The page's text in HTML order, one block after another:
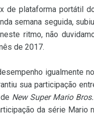
de plataforma portátil
semana seguida,
ritmo, não
de 2017.
igualmente
sua participação
New Super Mario
da série Mario